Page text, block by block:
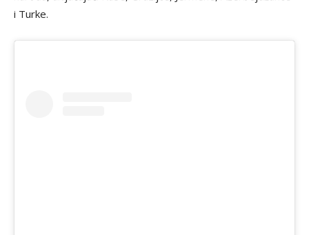
i Turke.